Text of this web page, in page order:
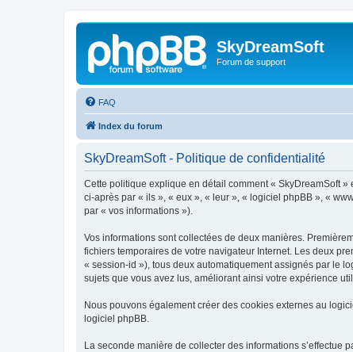
SkyDreamSoft
Forum de support
FAQ
Index du forum
SkyDreamSoft - Politique de confidentialité
Cette politique explique en détail comment « SkyDreamSoft
ci-après par « ils », « eux », « leur », « logiciel phpBB », «
par « vos informations »).
Vos informations sont collectées de deux manières.
fichiers temporaires de votre navigateur Internet. Les deux
« session-id »), tous deux automatiquement assignés par le
sujets que vous avez lus, améliorant ainsi votre expérience
Nous pouvons également créer des cookies externes au
logiciel phpBB.
La seconde manière de collecter des informations s’effectue